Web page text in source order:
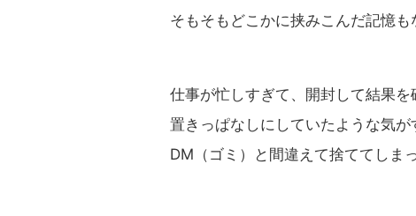
そもそもどこかに挟みこんだ記憶も
仕事が忙しすぎて、開封して結果
置きっぱなしにしていたような気が
DM（ゴミ）と間違えて捨ててしま